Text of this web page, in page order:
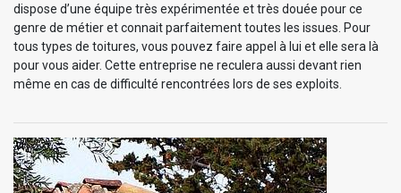
dispose d’une équipe très expérimentée et très douée pour ce
genre de métier et connait parfaitement toutes les issues. Pour
tous types de toitures, vous pouvez faire appel à lui et elle sera là
pour vous aider. Cette entreprise ne reculera aussi devant rien
même en cas de difficulté rencontrées lors de ses exploits.